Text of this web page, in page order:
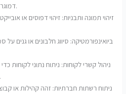
דמוגרפיים, פסיכוגרפיים או התנהגותיים.
זיהוי תמונה ותבניות: זיהוי דפוסים או
ביואינפורמטיקה: סיווג חלבונים או גנים
ניהול קשרי לקוחות: ניתוח נתוני לקוחות
ולשפר את שביעות רצון הלקוחות.
ניתוח רשתות חברתיות: זהה קהילות או